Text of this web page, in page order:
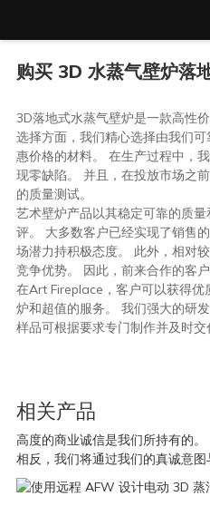
购买 3D 水蒸气壁炉落
3D落地式水蒸气壁炉是一款高性
选择方面，我们精心选择由我们
惠价格的材料。 在生产过程中，
现零缺陷。 并且，在投放市场之
的质量测试。
艺术壁炉产品以其稳定可靠的质
评。 大多数客户已经实现了销售
场潜力持积极态度。 此外，相对
竞争优势。 因此，前来合作的客户
在Art Fireplace，客户可以获得
炉和超值的服务。 我们强大的研
样品可根据要求专门制作并及时交
相关产品
高度的商业诚信是我们所持有的。
相反，我们将通过我们的真诚意